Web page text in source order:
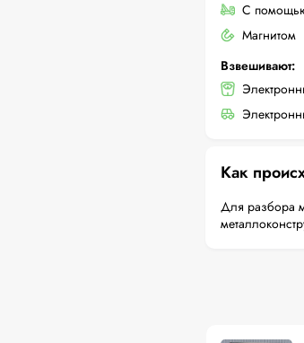
С
Магнитом
Взвешивают:
Как
Для разбора